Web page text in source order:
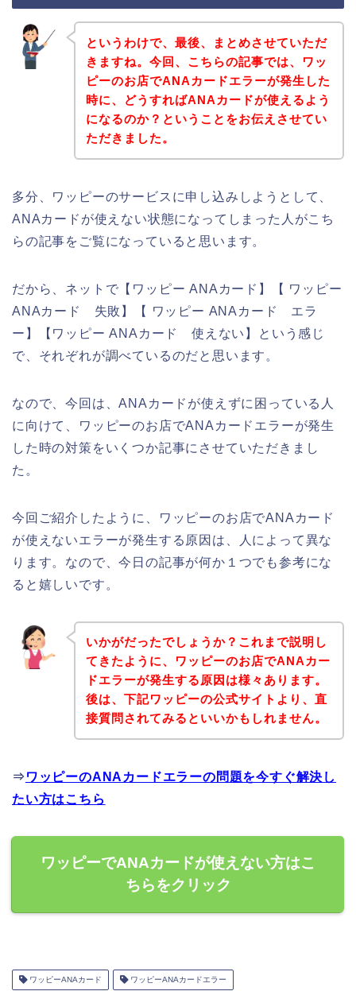
というわけで、最後、まとめさせていただ
きますね。今回、こちらの記事では、ワッ
ピーのお店でANAカードエラーが発生した
時に、どうすればANAカードが使えるよう
になるのか？ということをお伝えさせてい
ただきました。
多分、ワッピーのサービスに申し込みしようとして、
ANAカードが使えない状態になってしまった人がこち
らの記事をご覧になっていると思います。
だから、ネットで【ワッピー ANAカード】【 ワッピー
ANAカード 失敗】【 ワッピー ANAカード エラ
ー】【ワッピー ANAカード 使えない】という感じ
で、それぞれが調べているのだと思います。
なので、今回は、ANAカードが使えずに困っている人
に向けて、ワッピーのお店でANAカードエラーが発生
した時の対策をいくつか記事にさせていただきまし
た。
今回ご紹介したように、ワッピーのお店でANAカード
が使えないエラーが発生する原因は、人によって異な
ります。なので、今日の記事が何か１つでも参考にな
ると嬉しいです。
いかがだったでしょうか？これまで説明し
てきたように、ワッピーのお店でANAカー
ドエラーが発生する原因は様々あります。
後は、下記ワッピーの公式サイトより、直
接質問されてみるといいかもしれません。
⇒ ワッピーのANAカードエラーの問題を今すぐ解決し
たい方はこちら
ワッピーでANAカードが使えない方はこ
ちらをクリック
ワッピーANAカード ワッピーANAカードエラー